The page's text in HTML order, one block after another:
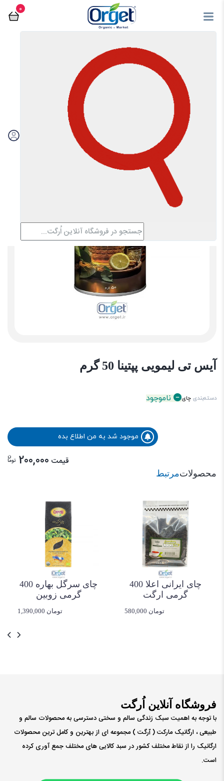
0
فروشگاه آنلاین اُرگت
آیس تی لیمویی پپتینا 50 گرم
دسته‌بندی چای ناموجود
موجود شد به من اطلاع بده
قیمت 200,000 توما
ن
محصولاتمرتبط
چای سرگل بهاره 400
گرمی زوبین
1,390,000 تومان
چای ایرانی اعلا 400
گرمی ارگت
580,000 تومان
فروشگاه آنلاین اُرگت
با توجه به اهمیت سبک زندگی سالم و سختی دسترسی به محصولات سالم و
طبیعی ، ارگانیک مارکت ( ٱرگت ) مجموعه ای از بهترین و کامل ترین محصولات
ارگانیک را از نقاط مختلف کشور در سبد کالایی های مختلف جمع آوری کرده
است.